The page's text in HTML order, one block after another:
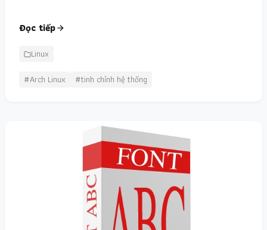
Đọc tiếp
Linux
#Arch Linux
#tinh chỉnh hệ thống